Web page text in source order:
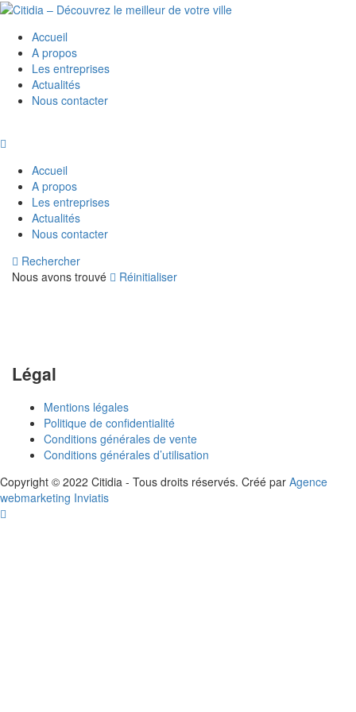
Accueil
A propos
Les entreprises
Actualités
Nous contacter
Accueil
A propos
Les entreprises
Actualités
Nous contacter
Rechercher
Nous avons trouvé
Réinitialiser
Légal
Mentions légales
Politique de confidentialité
Conditions générales de vente
Conditions générales d’utilisation
Copyright © 2022 Citidia - Tous droits réservés. Créé par Agence
webmarketing Inviatis